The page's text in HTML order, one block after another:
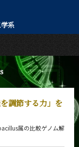
系
調節する力」を
属の比較ゲノム解
English